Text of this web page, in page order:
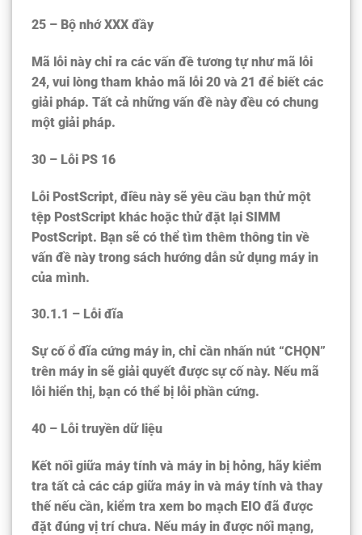
25 – Bộ nhớ XXX đầy
Mã lỗi này chỉ ra các vấn đề tương tự như mã lỗi
24, vui lòng tham khảo mã lỗi 20 và 21 để biết các
giải pháp. Tất cả những vấn đề này đều có chung
một giải pháp.
30 – Lỗi PS 16
Lỗi PostScript, điều này sẽ yêu cầu bạn thử một
tệp PostScript khác hoặc thử đặt lại SIMM
PostScript. Bạn sẽ có thể tìm thêm thông tin về
vấn đề này trong sách hướng dẫn sử dụng máy in
của mình.
30.1.1 – Lỗi đĩa
Sự cố ổ đĩa cứng máy in, chỉ cần nhấn nút “CHỌN”
trên máy in sẽ giải quyết được sự cố này. Nếu mã
lỗi hiển thị, bạn có thể bị lỗi phần cứng.
40 – Lỗi truyền dữ liệu
Kết nối giữa máy tính và máy in bị hỏng, hãy kiểm
tra tất cả các cáp giữa máy in và máy tính và thay
thế nếu cần, kiểm tra xem bo mạch EIO đã được
đặt đúng vị trí chưa. Nếu máy in được nối mạng,